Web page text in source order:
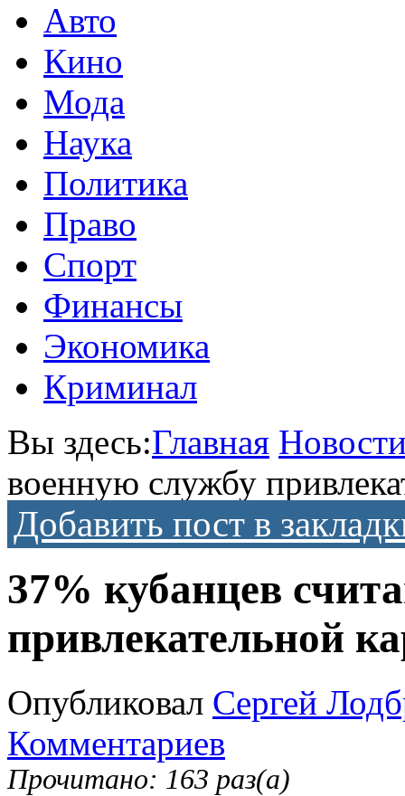
Авто
Кино
Мода
Наука
Политика
Право
Спорт
Финансы
Экономика
Криминал
Вы здесь:Главная
военную службу
Добавить пост в
37% кубанцев
привлекательной
Опубликовал Сергей
Комментариев
Прочитано: 163 раз(а)